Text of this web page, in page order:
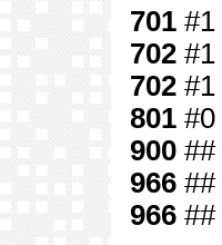
701 #1
702 #1
702 #1
801 #0
900 ##
966 ##
966 ##